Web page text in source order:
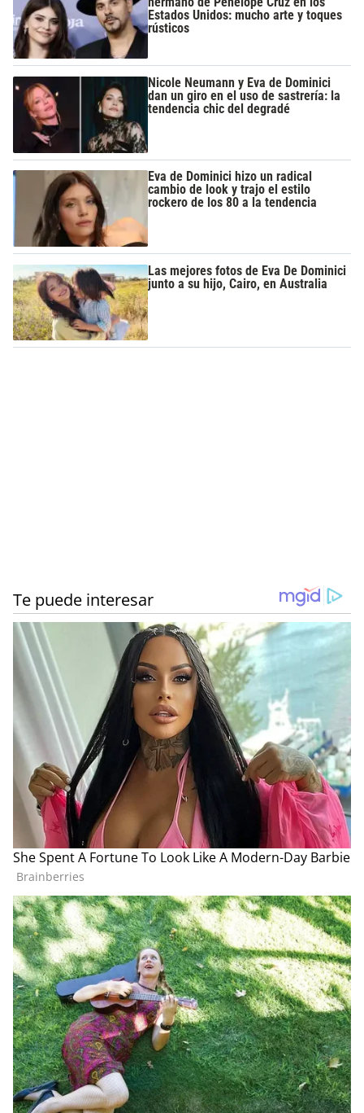
Estados Unidos: mucho arte y toques
rústicos
Nicole Neumann y Eva de Dominici
dan un giro en el uso de sastrería: la
tendencia chic del degradé
Eva de Dominici hizo un radical
cambio de look y trajo el estilo
rockero de los 80 a la tendencia
Las mejores fotos de Eva De Dominici
junto a su hijo, Cairo, en Australia